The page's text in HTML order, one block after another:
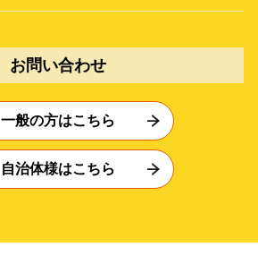
お問い合わせ
一般の方はこちら
自治体様はこちら